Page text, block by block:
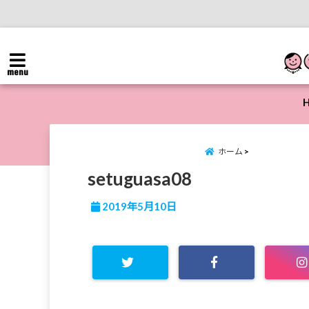
menu
ホーム
setuguasa08
2019年5月10日